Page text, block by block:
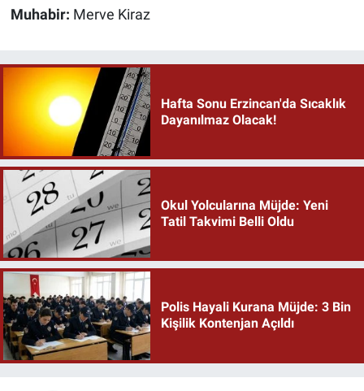
Muhabir: Merve Kiraz
Hafta Sonu Erzincan'da Sıcaklık
Dayanılmaz Olacak!
Okul Yolcularına Müjde: Yeni
Tatil Takvimi Belli Oldu
Polis Hayali Kurana Müjde: 3 Bin
Kişilik Kontenjan Açıldı